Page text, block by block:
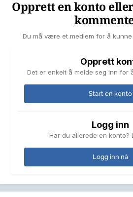
Opprett en konto
Du må være et medlem for å
Opprett
Det er enkelt å melde seg inn for
Start en konto
Logg inn
Har du allerede en konto?
Logg inn nå